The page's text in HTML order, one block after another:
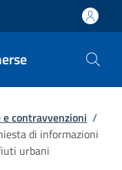
contravvenzioni /
di informazioni
urbani